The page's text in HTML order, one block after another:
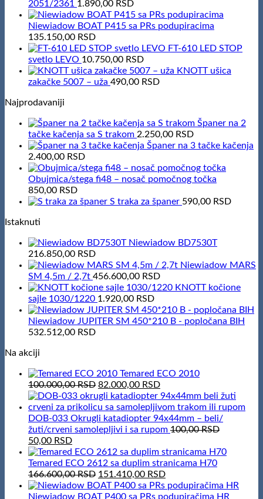
2051/2361 1.890,00 RSD
Niewiadow BOAT P415 sa PRs podupiracima
135.150,00 RSD
FT-610 LED STOP
svetlo LEVO 10.750,00 RSD
KNOTT ušica
zakačke 5007 – uža 490,00 RSD
Najprodavaniji
Španer na 2
tačke kačenja sa S trakom 2.250,00 RSD
Španer na 3 tačke kačenja
2.400,00 RSD
Obujmica/stega fi48 – nosač pomočnog točka
850,00 RSD
S traka za španer 590,00 RSD
Istaknuti
Niewiadow BD7530T
216.850,00 RSD
Niewiadow MARS
SM 4,5m / 2,7t 456.600,00 RSD
KNOTT kočione
sajle 1030/1220 1.920,00 RSD
Niewiadow JUPITER SM 450*210 B - popločana BIH
532.512,00 RSD
Na akciji
Temared ECO 2010
100.000,00RSD Original
price
was:
100.000,00 RSD.
82.000,00 RSDCurrent
price
is:
82.000,00 RSD.
DOB-033 Okrugli katadiopter 94x44mm – beli/
žuti/crveni samolepljivi i sa rupom 100,00RSD
Original
price
was:
100,00 RSD.
50,00 RSDCurrent
price
is:
50,00 RSD.
Temared ECO 2612 sa duplim stranicama H70
166.600,00RSD Original
price
was:
151.410,00 RSDCurrent
price
is:
Niewiadow BOAT P400 sa PRs podupiračima HR